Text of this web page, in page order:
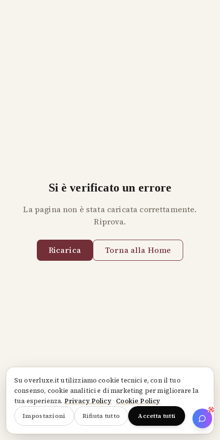
Suoverluxe.itutilizziamo cookie tecnici e, con il tuo
consenso, cookie analitici e di marketing per migliorare la
tua esperienza. Privacy Policy· Cookie Policy
Impostazioni Rifiuta tutto Accetta tutti
Si è verificato un errore
La pagina non è stata caricata correttamente.
Riprova.
Ricarica Torna alla Home